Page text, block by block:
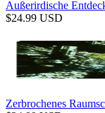
Außerirdische
$24.99 USD
Zerbrochenes